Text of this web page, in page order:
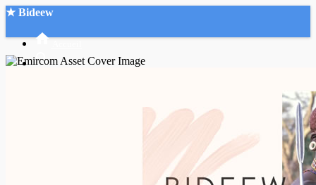
★ Bideew